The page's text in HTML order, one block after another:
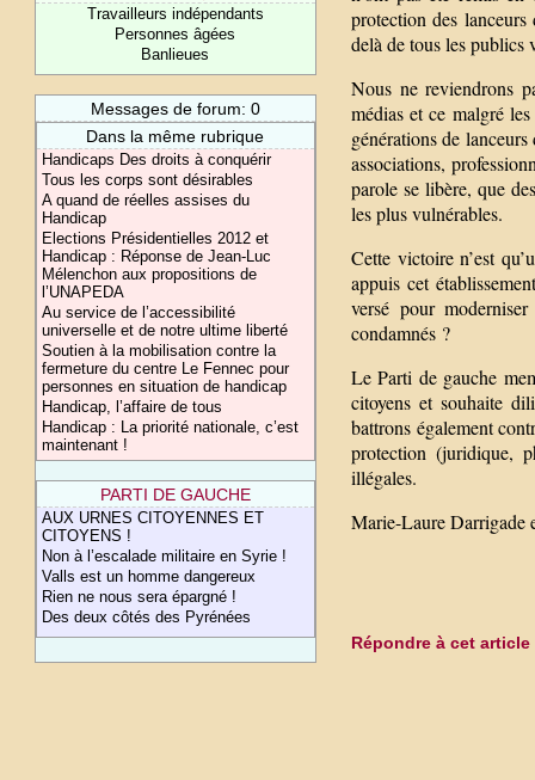
Travailleurs indépendants
Personnes âgées
Banlieues
Messages de forum: 0
Dans la même rubrique
Handicaps Des droits à conquérir
Tous les corps sont désirables
A quand de réelles assises du
Handicap
Elections Présidentielles 2012 et
Handicap : Réponse de Jean-Luc
Mélenchon aux propositions de
l’UNAPEDA
Au service de l’accessibilité
universelle et de notre ultime liberté
Soutien à la mobilisation contre la
fermeture du centre Le Fennec pour
personnes en situation de handicap
Handicap, l’affaire de tous
Handicap : La priorité nationale, c’est
maintenant !
PARTI DE GAUCHE
AUX URNES CITOYENNES ET
CITOYENS !
Non à l’escalade militaire en Syrie !
Valls est un homme dangereux
Rien ne nous sera épargné !
Des deux côtés des Pyrénées
protection des
delà de tous les publics
Nous ne reviendrons
médias et ce malgré
générations de
associations,
parole se libère, que
les plus vulnérables.
Cette victoire n’est
appuis cet
versé pour
condamnés ?
Le Parti de gauche
citoyens et souhaite
battrons également
protection (juridique,
illégales.
Marie-Laure
Répondre à cet article